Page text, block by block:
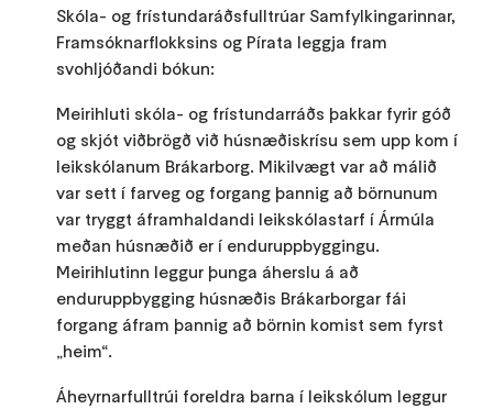
Skóla- og frístundaráðsfulltrúar Samfylkingarinnar,
Framsóknarflokksins og Pírata leggja fram
svohljóðandi bókun:
Meirihluti skóla- og frístundarráðs þakkar fyrir góð
og skjót viðbrögð við húsnæðiskrísu sem upp kom í
leikskólanum Brákarborg. Mikilvægt var að málið
var sett í farveg og forgang þannig að börnunum
var tryggt áframhaldandi leikskólastarf í Ármúla
meðan húsnæðið er í enduruppbyggingu.
Meirihlutinn leggur þunga áherslu á að
enduruppbygging húsnæðis Brákarborgar fái
forgang áfram þannig að börnin komist sem fyrst
„heim“.
Áheyrnarfulltrúi foreldra barna í leikskólum leggur